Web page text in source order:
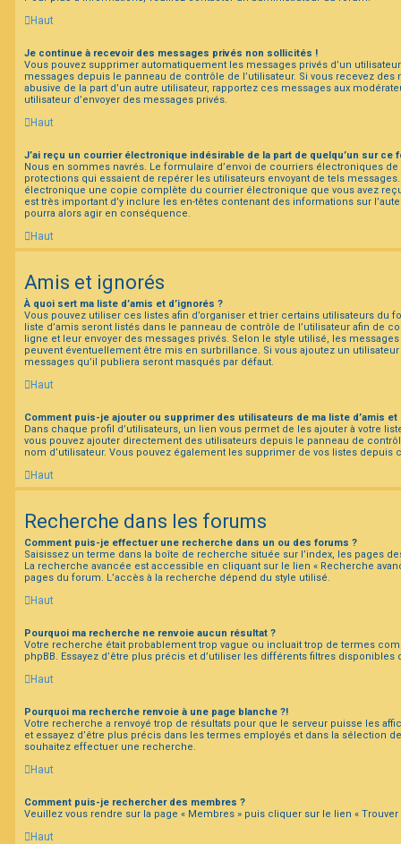
Haut
Je continue à recevoir des messages privés non sollicités !
Vous pouvez supprimer automatiquement les messages privés d’un
messages depuis le panneau de contrôle de l’utilisateur. Si vous recevez
abusive de la part d’un autre utilisateur, rapportez ces messages aux
utilisateur d’envoyer des messages privés.
Haut
J’ai reçu un courrier électronique indésirable de la part de quelqu’un sur ce
Nous en sommes navrés. Le formulaire d’envoi de courriers électroniques
protections qui essaient de repérer les utilisateurs envoyant de tels
électronique une copie complète du courrier électronique que vous avez
est très important d’y inclure les en-têtes contenant des informations sur
pourra alors agir en conséquence.
Haut
Amis et ignorés
À quoi sert ma liste d’amis et d’ignorés ?
Vous pouvez utiliser ces listes afin d’organiser et trier certains utilisateurs du
liste d’amis seront listés dans le panneau de contrôle de l’utilisateur afin de
ligne et leur envoyer des messages privés. Selon le style utilisé, les
peuvent éventuellement être mis en surbrillance. Si vous ajoutez un
messages qu’il publiera seront masqués par défaut.
Haut
Comment puis-je ajouter ou supprimer des utilisateurs de ma liste d’amis et
Dans chaque profil d’utilisateurs, un lien vous permet de les ajouter à votre
vous pouvez ajouter directement des utilisateurs depuis le panneau de
nom d’utilisateur. Vous pouvez également les supprimer de vos listes depuis
Haut
Recherche dans les forums
Comment puis-je effectuer une recherche dans un ou des forums ?
Saisissez un terme dans la boîte de recherche située sur l’index, les pages
La recherche avancée est accessible en cliquant sur le lien « Recherche
pages du forum. L’accès à la recherche dépend du style utilisé.
Haut
Pourquoi ma recherche ne renvoie aucun résultat ?
Votre recherche était probablement trop vague ou incluait trop de termes
phpBB. Essayez d’être plus précis et d’utiliser les différents filtres
Haut
Pourquoi ma recherche renvoie à une page blanche ?!
Votre recherche a renvoyé trop de résultats pour que le serveur puisse les
et essayez d’être plus précis dans les termes employés et dans la sélection
souhaitez effectuer une recherche.
Haut
Comment puis-je rechercher des membres ?
Veuillez vous rendre sur la page « Membres » puis cliquer sur le lien «
Haut